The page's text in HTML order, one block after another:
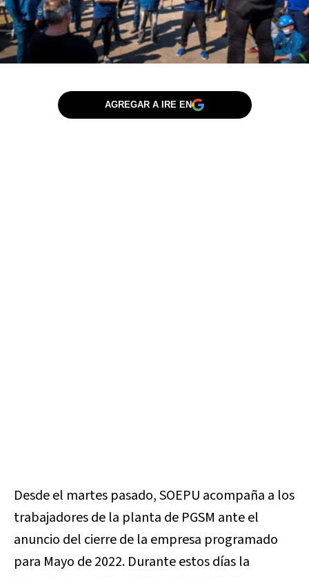
AGREGAR A IRE EN
Desde el martes pasado, SOEPU acompaña a los
trabajadores de la planta de PGSM ante el
anuncio del cierre de la empresa programado
para Mayo de 2022. Durante estos días la